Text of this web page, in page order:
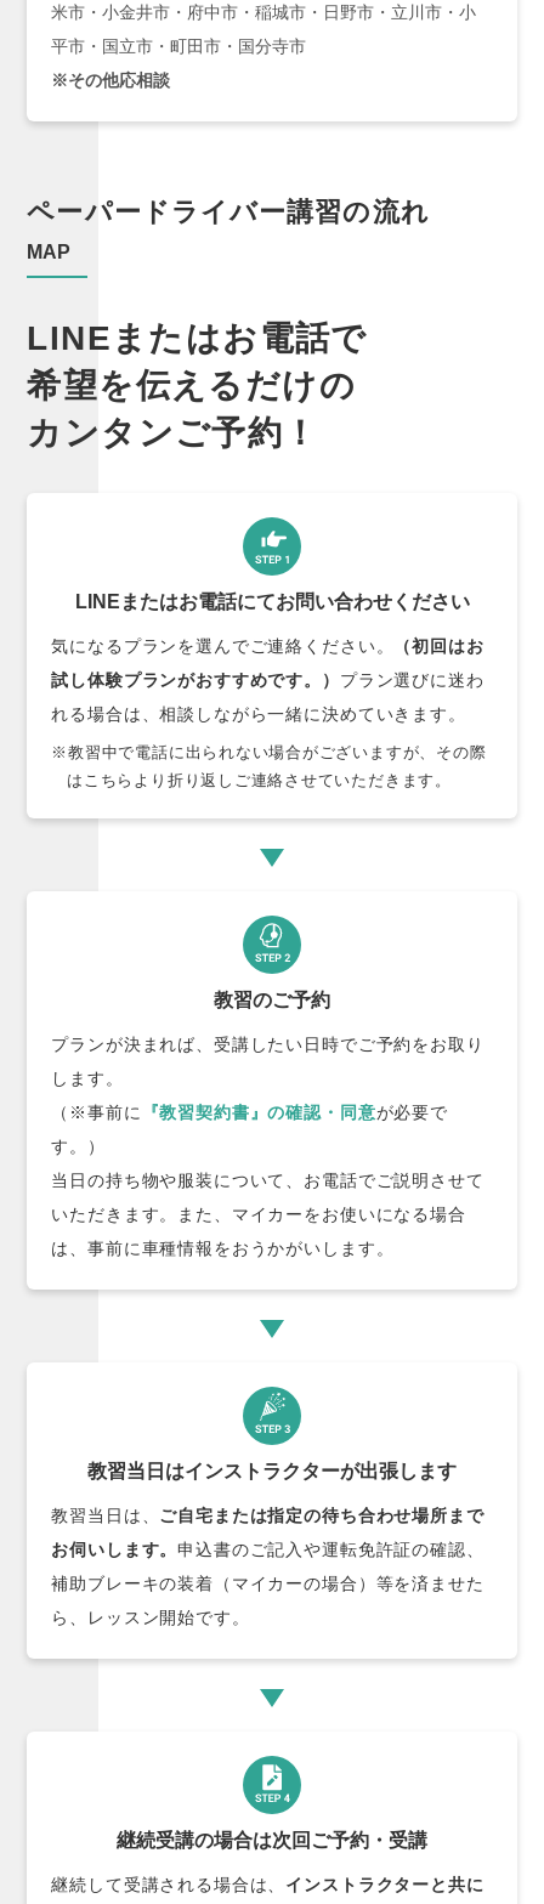
米市・小金井市・府中市・稲城市・日野市・立川市・小
平市・国立市・町田市・国分寺市
※その他応相談
ペーパー ドライバー講習の流れ
MAP
LINEまたはお電話で
希望を伝えるだけの
カンタンご予約！
LINEまたはお電話にてお問い合わせください
気になるプランを選んでご連絡ください。
（初回はお
試し体験プランがおすすめです。） プラン選びに迷わ
れる場合は、相談しながら一緒に決めていきます。
※教習中で電話に出られない場合がございますが、その際
はこちらより折り返しご連絡させていただきます。
教習のご予約
プランが決まれば、受講したい日時でご予約をお取り
します。
（※事前に
『教習契約書』の確認・同意が必要で
す。）
当日の持ち物や服装について、お電話でご説明させて
いただきます。また、マイカーをお使いになる場合
は、事前に車種情報をおうかがいします。
教習当日はインストラクターが出張します
教習当日は、 ご自宅または指定の待ち合わせ場所まで
お伺いします。申込書のご記入や運転免許証の確認、
補助ブレーキの装着（マイカーの場合）等を済ませた
ら、レッスン開始です。
継続受講の場合は次回ご予約・受講
継続して受講される場合は、 インストラクターと共に